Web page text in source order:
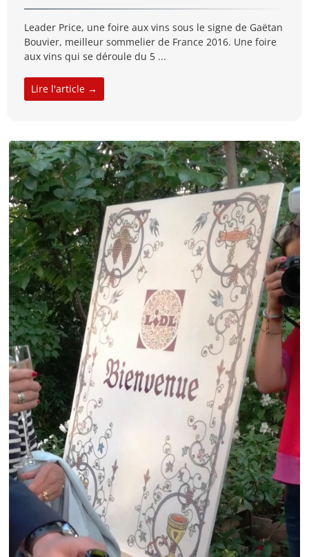
Leader Price, une foire aux vins sous le signe de Gaëtan
Bouvier, meilleur sommelier de France 2016. Une foire
aux vins qui se déroule du 5 ...
Lire l'article →